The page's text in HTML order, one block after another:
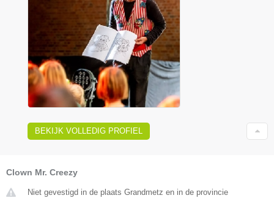
BEKIJK VOLLEDIG PROFIEL
Clown Mr. Creezy
Niet gevestigd in de plaats Grandmetz en in de provincie